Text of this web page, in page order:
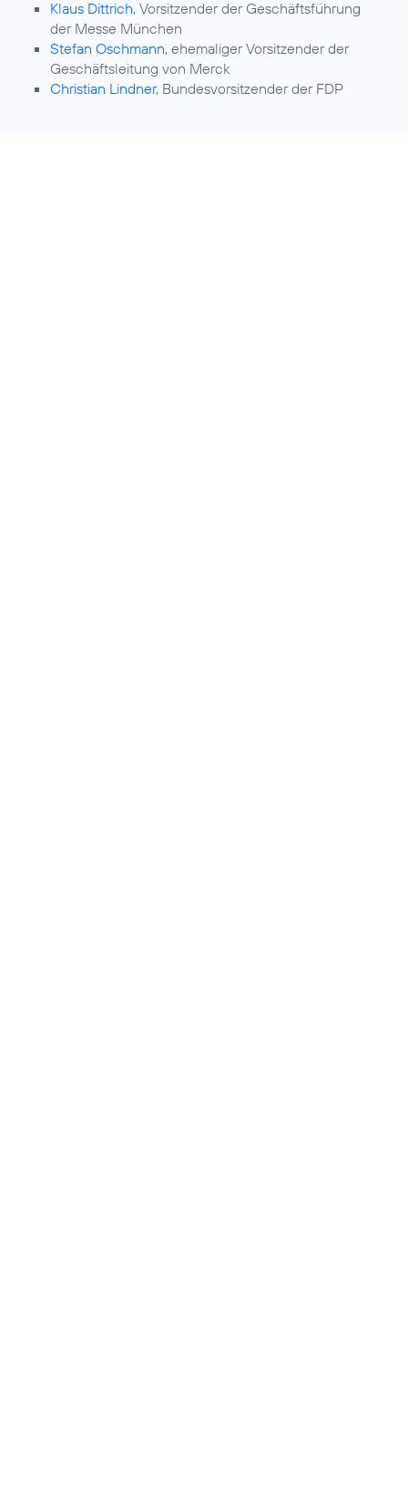
Klaus Dittrich, Vorsitzender der Geschäftsführung
der Messe München
Stefan Oschmann, ehemaliger Vorsitzender der
Geschäftsleitung von Merck
Christian Lindner, Bundesvorsitzender der FDP